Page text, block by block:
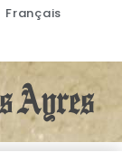
Français